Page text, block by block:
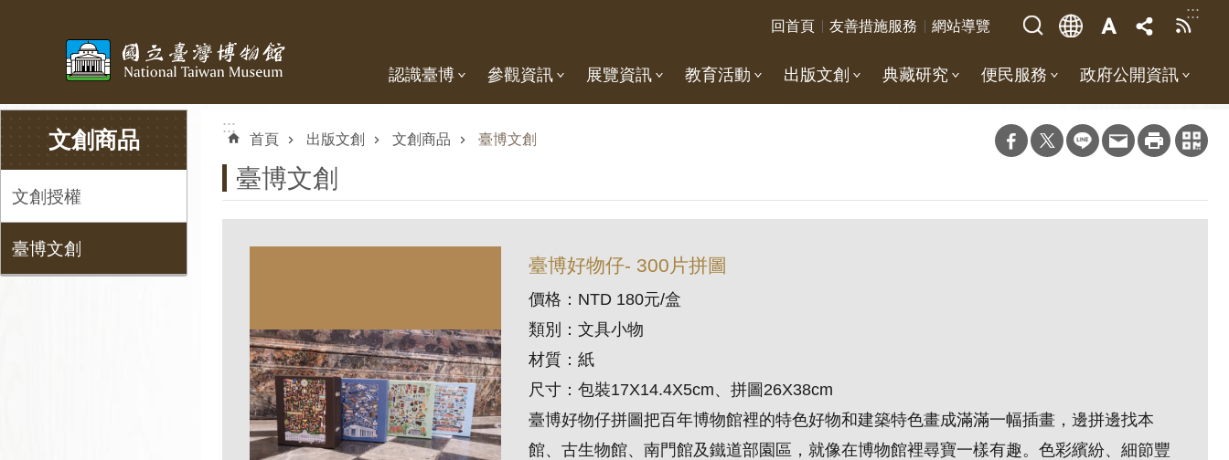
:::
回首頁 友善措施服務 網站導覽
認識臺博 參觀資訊 展覽資訊 教育活動 出版文創 典藏研究 便民服務 政府公開資訊
文創商品
文創授權
臺博文創
:::
首頁 出版文創 文創商品 臺博文創
臺博文創
臺博好物仔- 300片拼圖
價格：NTD 180元/盒
類別：文具小物
材質：紙
尺寸：包裝17X14.4X5cm、拼圖26X38cm
臺博好物仔拼圖把百年博物館裡的特色好物和建築特色畫成滿滿一幅插畫，邊拼邊找本
館、古生物館、南門館及鐵道部園區，就像在博物館裡尋寶一樣有趣。色彩繽紛、細節豐